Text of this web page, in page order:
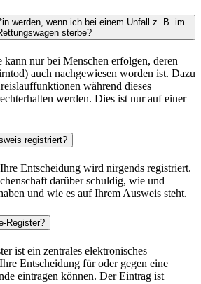
werden, wenn ich bei einem Unfall z. B. im
sterbe?
nur bei Menschen erfolgen, deren
auch nachgewiesen worden ist. Dazu
während dieses
werden. Dies ist nur auf einer
registriert?
Entscheidung wird nirgends registriert.
darüber schuldig, wie und
und wie es auf Ihrem Ausweis steht.
Register?
ist ein zentrales elektronisches
Entscheidung für oder gegen eine
eintragen können. Der Eintrag ist